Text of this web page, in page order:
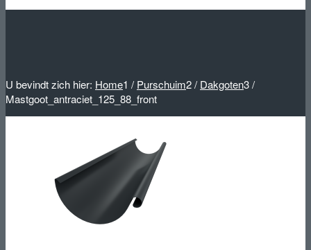
U bevindt zich hier: Home1 / Purschuim2/ Dakgoten3/
Mastgoot_antraciet_125_88_front